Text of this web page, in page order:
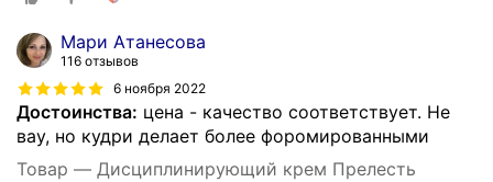
Мари Атанесова
116 отзывов
6 ноября 2022
Достоинства: цена - качество соответствует. Не
вау, но кудри делает более форомированными
Товар — Дисциплинирующий крем Прелесть